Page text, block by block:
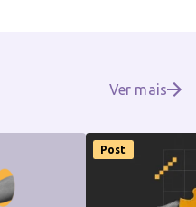
Ver mais
Post